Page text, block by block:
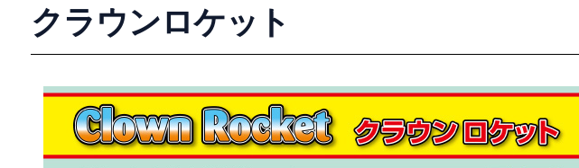
クラウンロケット